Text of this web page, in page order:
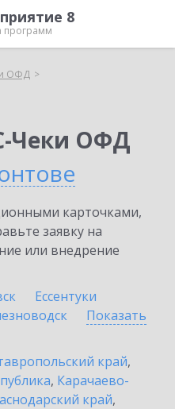
8
программ
ОФД
Чеки ОФД
карточками,
заявку на
или внедрение
Ессентуки
Показать
край,
, Карачаево-
край,